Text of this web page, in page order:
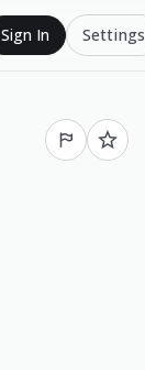
Sign In Settings